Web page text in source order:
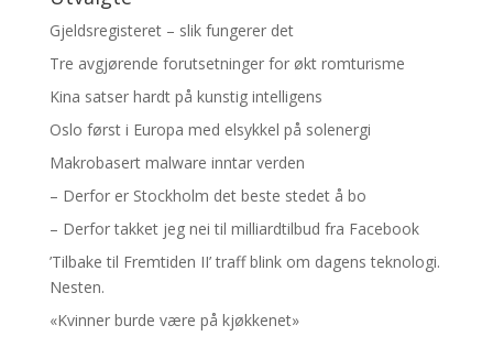
Gjeldsregisteret – slik fungerer det
Tre avgjørende forutsetninger for økt romturisme
Kina satser hardt på kunstig intelligens
Oslo først i Europa med elsykkel på solenergi
Makrobasert malware inntar verden
– Derfor er Stockholm det beste stedet å bo
– Derfor takket jeg nei til milliardtilbud fra Facebook
’Tilbake til Fremtiden II’ traff blink om dagens teknologi.
Nesten.
«Kvinner burde være på kjøkkenet»